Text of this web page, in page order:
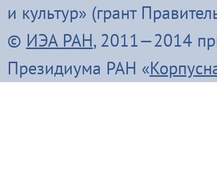
и культур» (грант
© ИЭА РАН, 2011—2014
Президиума РАН «